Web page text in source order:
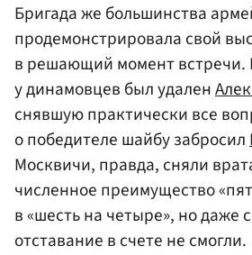
Бригада же большинства
продемонстрировала свой
в решающий момент встречи.
у динамовцев был удален
снявшую практически все
о победителе шайбу забросил
Москвичи, правда, сняли
численное преимущество
в «шесть на четыре», но даже
отставание в счете не смогли.